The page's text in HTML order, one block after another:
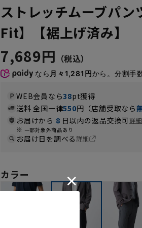
ストレッチムーブパ
Fit】【裾上げ済み】
7,689円
なら 月々1,281円から。分割手
WEB会員なら38pt獲得
送料 全国一律550円（店舗受取なら
お届けから 8 日以内の返品交換可詳細
一部対象外商品あり
お届け日を調べる詳細
カラー